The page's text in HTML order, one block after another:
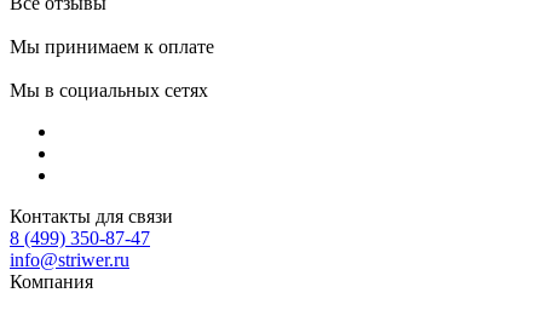
Мы принимаем к оплате
Мы в социальных сетях
Контакты для связи
8 (499) 350-87-47
info@striwer.ru
Компания